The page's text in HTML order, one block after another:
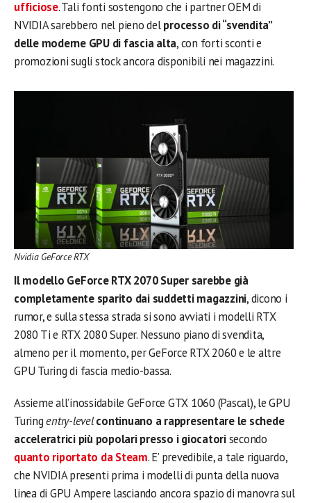
ufficiose. Tali fonti sostengono che i partner OEM di
NVIDIA sarebbero nel pieno delprocesso di “svendita”
delle moderne GPU di fascia alta, con forti sconti e
promozioni sugli stock ancora disponibili nei magazzini.
Nvidia GeForce RTX
Il modello GeForce RTX 2070 Super sarebbe già
completamente sparito dai suddetti magazzini, dicono i
rumor, e sulla stessa strada si sono avviati i modelli RTX
2080 Ti e RTX 2080 Super. Nessuno piano di svendita,
almeno per il momento, per GeForce RTX 2060 e le altre
GPU Turing di fascia medio-bassa.
Assieme all’inossidabile GeForce GTX 1060 (Pascal), le GPU
Turingentry-level continuano a rappresentare le schede
acceleratrici più popolari presso i giocatorisecondo
quanto riportato da Steam. E’ prevedibile, a tale riguardo,
che NVIDIA presenti prima i modelli di punta della nuova
linea di GPU Ampere lasciando ancora spazio di manovra sul